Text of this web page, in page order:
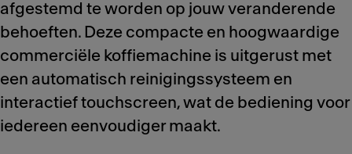
afgestemd te worden op jouw veranderende
behoeften. Deze compacte en hoogwaardige
commerciële koffiemachine is uitgerust met
een automatisch reinigingssysteem en
interactief touchscreen, wat de bediening voor
iedereen eenvoudiger maakt.